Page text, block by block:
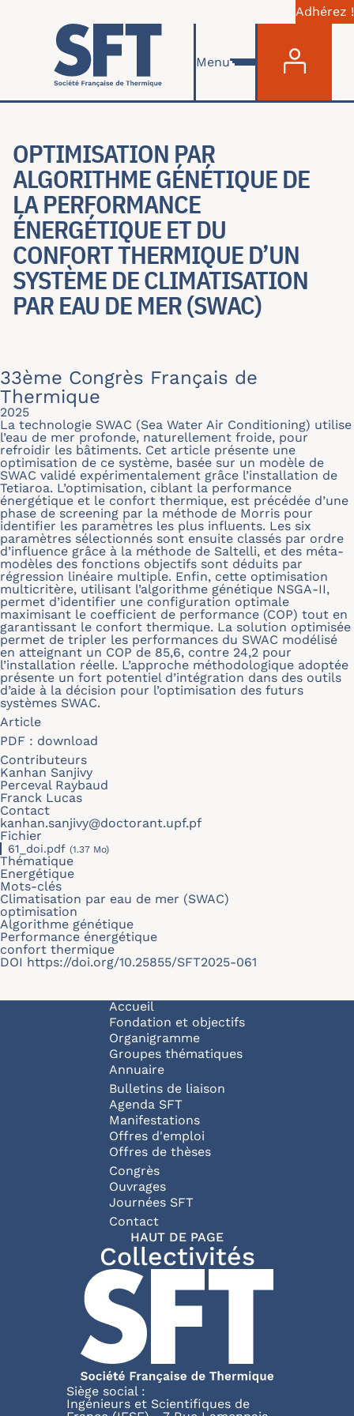
Aller au contenu principal
Adhérez !
Menu
OPTIMISATION PAR
ALGORITHME GÉNÉTIQUE DE
LA PERFORMANCE
ÉNERGÉTIQUE ET DU
CONFORT THERMIQUE D’UN
SYSTÈME DE CLIMATISATION
PAR EAU DE MER (SWAC)
33ème Congrès Français de
Thermique
2025
La technologie SWAC (Sea Water Air Conditioning) utilise
l’eau de mer profonde, naturellement froide, pour
refroidir les bâtiments. Cet article présente une
optimisation de ce système, basée sur un modèle de
SWAC validé expérimentalement grâce l’installation de
Tetiaroa. L’optimisation, ciblant la performance
énergétique et le confort thermique, est précédée d’une
phase de screening par la méthode de Morris pour
identifier les paramètres les plus influents. Les six
paramètres sélectionnés sont ensuite classés par ordre
d’influence grâce à la méthode de Saltelli, et des méta-
modèles des fonctions objectifs sont déduits par
régression linéaire multiple. Enfin, cette optimisation
multicritère, utilisant l’algorithme génétique NSGA-II,
permet d’identifier une configuration optimale
maximisant le coefficient de performance (COP) tout en
garantissant le confort thermique. La solution optimisée
permet de tripler les performances du SWAC modélisé
en atteignant un COP de 85,6, contre 24,2 pour
l’installation réelle. L’approche méthodologique adoptée
présente un fort potentiel d’intégration dans des outils
d’aide à la décision pour l’optimisation des futurs
systèmes SWAC.
Article
PDF : download
Contributeurs
Kanhan Sanjivy
Perceval Raybaud
Franck Lucas
Contact
kanhan.sanjivy@doctorant.upf.pf
Fichier
61_doi.pdf (1.37 Mo)
Thématique
Energétique
Mots-clés
Climatisation par eau de mer (SWAC)
optimisation
Algorithme génétique
Performance énergétique
confort thermique
DOI https://doi.org/10.25855/SFT2025-061
Navigation principale
Accueil
Fondation et objectifs
Organigramme
Groupes thématiques
Annuaire
Bulletins de liaison
Agenda SFT
Manifestations
Offres d'emploi
Offres de thèses
Congrès
Ouvrages
Journées SFT
Pied de page
Contact
HAUT DE PAGE
Collectivités
Siège social :
Ingénieurs et Scientifiques de